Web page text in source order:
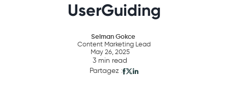
UserGuiding
Selman Gokce
Content Marketing Lead
May 26, 2025
3 min read
Partagez :